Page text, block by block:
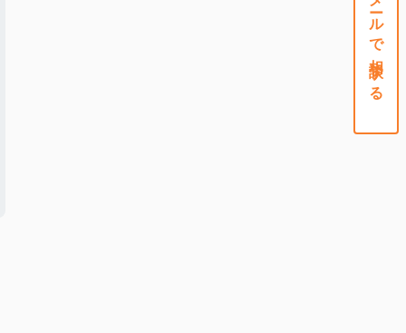
メールで相談する